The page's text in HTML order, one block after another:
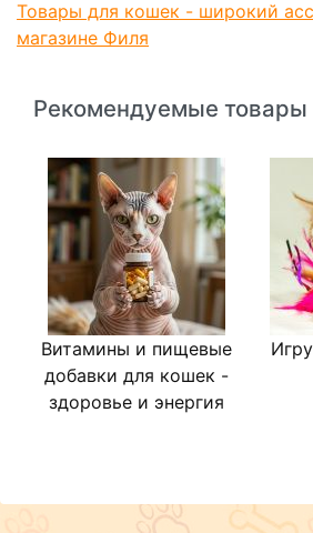
Товары для кошек - широкий
магазине Филя
Рекомендуемые товары
Витамины и пищевые
добавки для кошек -
здоровье и энергия